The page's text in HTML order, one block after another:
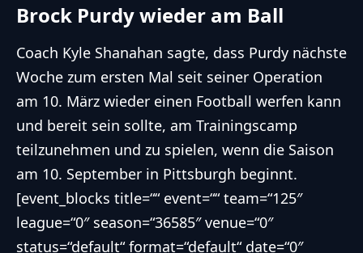
Brock Purdy wieder am Ball
Coach Kyle Shanahan sagte, dass Purdy nächste
Woche zum ersten Mal seit seiner Operation
am 10. März wieder einen Football werfen kann
und bereit sein sollte, am Trainingscamp
teilzunehmen und zu spielen, wenn die Saison
am 10. September in Pittsburgh beginnt.
[event_blocks title=““ event=““ team=“125″
league=“0″ season=“36585″ venue=“0″
status=“default“ format=“default“ date=“0″